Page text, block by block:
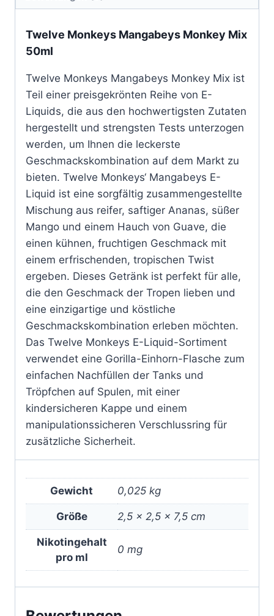
Twelve Monkeys Mangabeys Monkey Mix
50ml
Twelve Monkeys Mangabeys Monkey Mix ist
Teil einer preisgekrönten Reihe von E-
Liquids, die aus den hochwertigsten Zutaten
hergestellt und strengsten Tests unterzogen
werden, um Ihnen die leckerste
Geschmackskombination auf dem Markt zu
bieten. Twelve Monkeys‘ Mangabeys E-
Liquid ist eine sorgfältig zusammengestellte
Mischung aus reifer, saftiger Ananas, süßer
Mango und einem Hauch von Guave, die
einen kühnen, fruchtigen Geschmack mit
einem erfrischenden, tropischen Twist
ergeben. Dieses Getränk ist perfekt für alle,
die den Geschmack der Tropen lieben und
eine einzigartige und köstliche
Geschmackskombination erleben möchten.
Das Twelve Monkeys E-Liquid-Sortiment
verwendet eine Gorilla-Einhorn-Flasche zum
einfachen Nachfüllen der Tanks und
Tröpfchen auf Spulen, mit einer
kindersicheren Kappe und einem
manipulationssicheren Verschlussring für
zusätzliche Sicherheit.
Gewicht 0,025 kg
Größe 2,5 × 2,5 × 7,5 cm
Nikotingehalt
pro ml
0 mg